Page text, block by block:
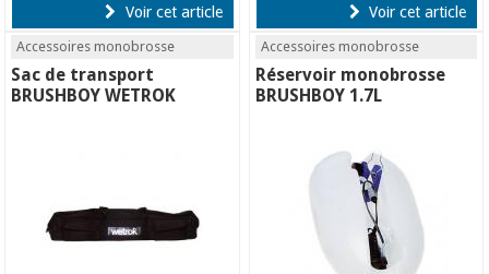
Voir cet article Voir cet article
Accessoires monobrosse
Sac de transport
BRUSHBOY WETROK
Accessoires monobrosse
Réservoir monobrosse
BRUSHBOY 1.7L